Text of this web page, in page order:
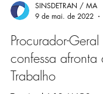
SINSDETRAN / MA
9 de mai. de 2022
Procurador-
confessa afronta
Trabalho